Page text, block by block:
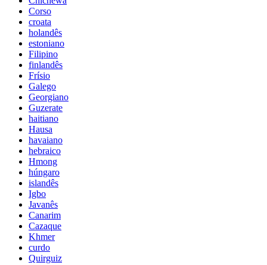
Corso
croata
holandês
estoniano
Filipino
finlandês
Frísio
Galego
Georgiano
Guzerate
haitiano
Hausa
havaiano
hebraico
Hmong
húngaro
islandês
Igbo
Javanês
Canarim
Cazaque
Khmer
curdo
Quirguiz